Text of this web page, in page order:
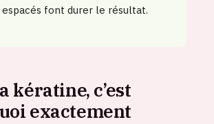
espacés font durer le résultat.
kératine, c’est
exactement